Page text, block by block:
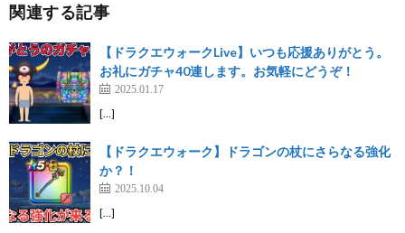
関連する記事
【ドラクエウォークLive】いつも応援ありがとう。
お礼にガチャ40連します。お気軽にどうぞ！
2025.01.17
[…]
【ドラクエウォーク】ドラゴンの杖にさらなる強化
か？！
2025.10.04
[…]